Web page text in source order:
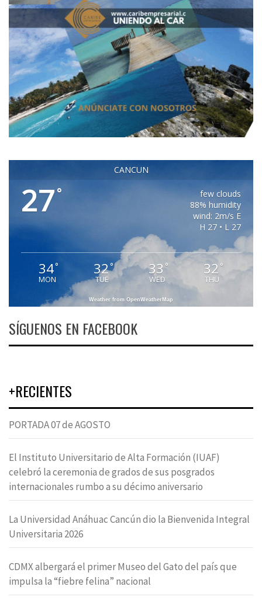
CANCUN
27°
few clouds
88% humidity
wind: 2m/s E
H 27 • L 27
34°
MON
32°
TUE
33 °
WED
32 °
THU
Weather from OpenWeatherMap
SÍGUENOS EN FACEBOOK
+RECIENTES
PORTADA 07 de AGOSTO
El Instituto Universitario de Alta Formación (IUAF)
celebró la ceremonia de grados de sus posgrados
internacionales rumbo a su décimo aniversario
La Universidad Anáhuac Cancún dio la Bienvenida Integral
Universitaria 2026
CDMX albergará el primer Museo del Gato del país que
impulsa la “fiebre felina” nacional